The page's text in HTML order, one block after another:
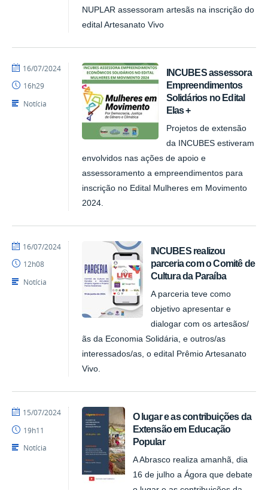
NUPLAR assessoram artesãs na inscrição do
edital Artesanato Vivo
INCUBES assessora
Empreendimentos
Solidários no Edital
Elas +
Projetos de extensão
da INCUBES estiveram
envolvidos nas ações de apoio e
assessoramento a empreendimentos para
inscrição no Edital Mulheres em Movimento
2024.
por
publicado
16/07/2024
16h29
Notícia
INCUBES realizou
parceria com o Comitê de
Cultura da Paraíba
A parceria teve como
objetivo apresentar e
dialogar com os artesãos/
ãs da Economia Solidária, e outros/as
interessados/as, o edital Prêmio Artesanato
Vivo.
por
publicado
16/07/2024
12h08
Notícia
O lugar e as contribuições da
Extensão em Educação
Popular
A Abrasco realiza amanhã, dia
16 de julho a Ágora que debate
por
publicado
15/07/2024
19h11
Notícia